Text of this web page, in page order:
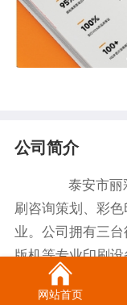
公司简介
泰安市丽彩
刷咨询策划、彩
业。公司拥有三
版机等专业印刷
倡导绿色环保印
年风雨，二十年
网站首页